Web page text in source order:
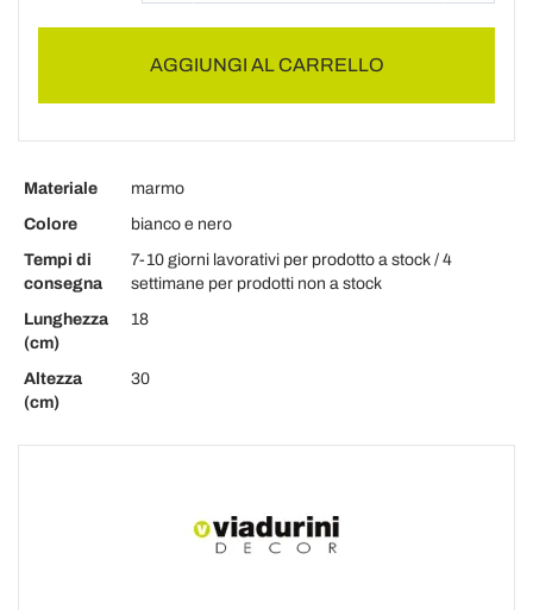
AGGIUNGI AL CARRELLO
Materiale
marmo
Colore
bianco e nero
Tempi di
consegna
7-10 giorni lavorativi per prodotto a stock / 4
settimane per prodotti non a stock
Lunghezza
(cm)
18
Altezza
(cm)
30